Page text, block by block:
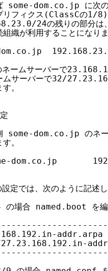
some-dom.co.jp に次の
フィクス(ClassCの1/8)
24の残りの部分は
織が利用することになりま
ームサーバーで
サーバーで32/
。
some-dom.co.jp のネー
。
dom.co.jp
では、次のように記述し
場合 named.boot を編